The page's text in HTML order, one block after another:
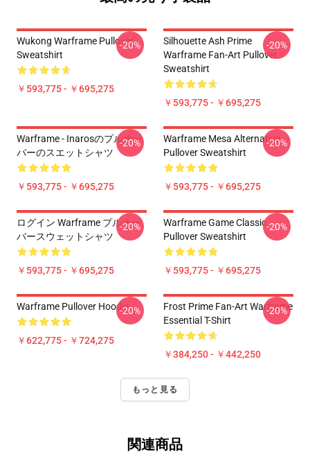
Wukong Warframe Pullover
Sweatshirt
￥593,775 - ￥695,275
-20%
Silhouette Ash Prime
Warframe Fan-Art Pullover
Sweatshirt
￥593,775 - ￥695,275
-20%
Warframe - Inarosのプルオー
バーのスエットシャツ
￥593,775 - ￥695,275
-20%
Warframe Mesa Alternative
Pullover Sweatshirt
￥593,775 - ￥695,275
-20%
ログイン Warframe プルオー
バースウェットシャツ
￥593,775 - ￥695,275
-20%
Warframe Game Classic
Pullover Sweatshirt
￥593,775 - ￥695,275
-20%
Warframe Pullover Hoodie
￥622,775 - ￥724,275
-20%
Frost Prime Fan-Art Warframe
Essential T-Shirt
￥384,250 - ￥442,250
-20%
もっと見る
関連商品